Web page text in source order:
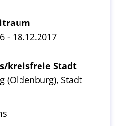
- 18.12.2017
kreisfreie Stadt
(Oldenburg), Stadt